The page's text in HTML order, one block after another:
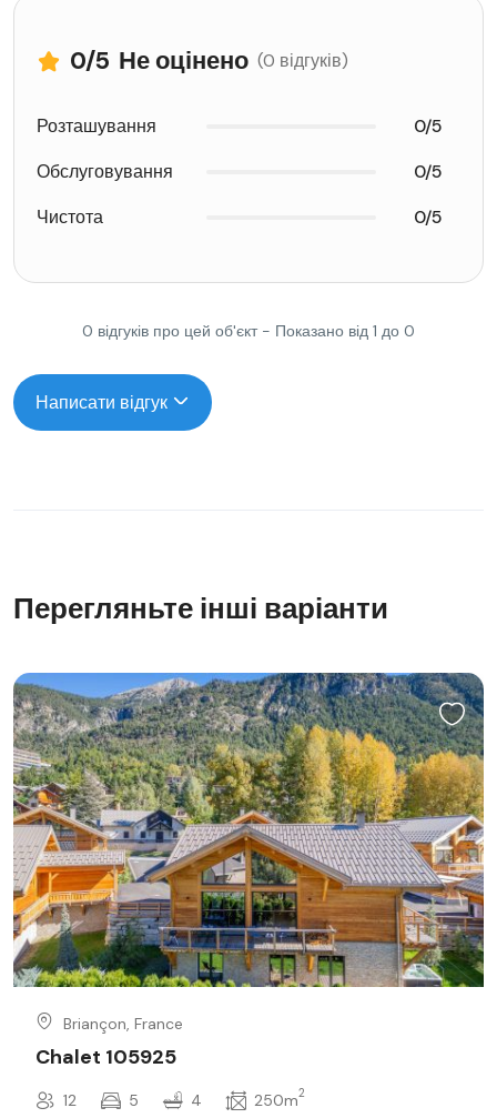
0/5 Не оцінено (0 відгуків)
Розташування
0/5
Обслуговування
0/5
Чистота
0/5
0 відгуків про цей об'єкт - Показано від 1 до 0
Написати відгук
Перегляньте інші варіанти
Briançon, France
Chalet 105925
12 5 4 250m2